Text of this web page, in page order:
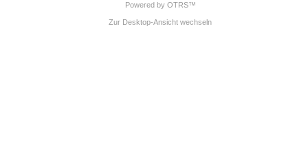
Powered by OTRS™
Zur Desktop-Ansicht wechseln